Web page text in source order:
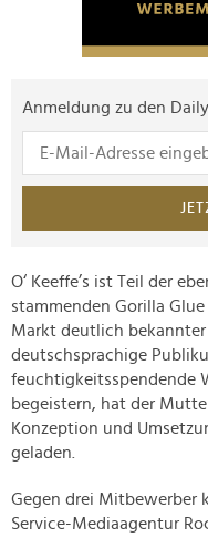
Anmeldung zu den
O‘ Keeffe’s ist Teil der
stammenden Gorilla
Markt deutlich bekannter
deutschsprachige
feuchtigkeitsspendende
begeistern, hat der
Konzeption und
geladen.
Gegen drei Mitbewerber
Service-Mediaagentur